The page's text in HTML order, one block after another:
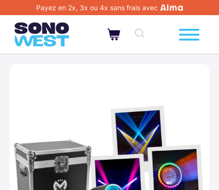
Payez en 2x, 3x ou 4x sans frais avec